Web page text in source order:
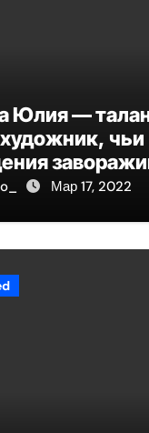
Юлия —
чьи
и
Мар 17, 2022